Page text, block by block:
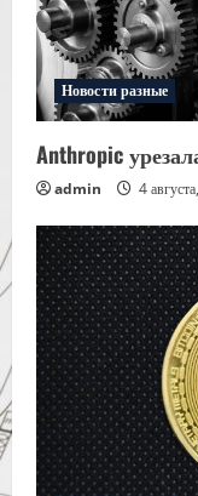
Новости разные
Anthropic
admin 4